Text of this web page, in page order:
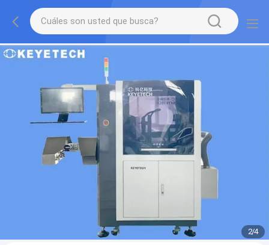
2/4